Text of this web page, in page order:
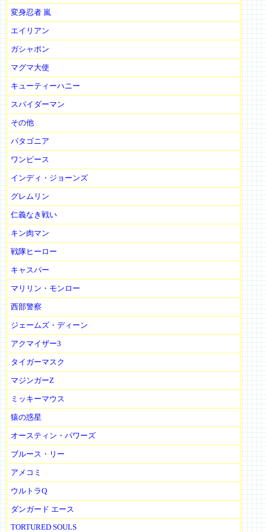
変身忍者 嵐
エイリアン
ガシャポン
マグマ大使
キューティーハニー
スパイダーマン
その他
パタゴニア
ワンピース
インディ・ジョーンズ
グレムリン
仁義なき戦い
キン肉マン
戦隊ヒーロー
キャスパー
マリリン・モンロー
西部警察
ジェームズ・ディーン
アクマイザー3
タイガーマスク
マジンガーZ
ミッキーマウス
猿の惑星
オースティン・パワーズ
ブルース・リー
アメコミ
ウルトラQ
ダンガード エース
TORTURED SOULS